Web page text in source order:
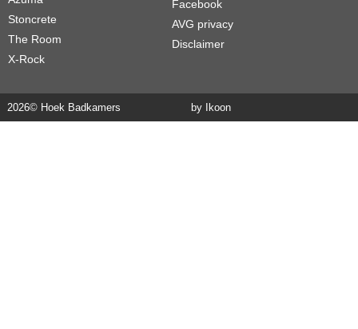
Stoncrete
The Room
X-Rock
Facebook
AVG privacy
Disclaimer
2026© Hoek Badkamers by Ikoon